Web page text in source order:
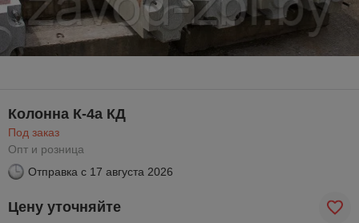
Колонна К-4а КД
Под заказ
Опт и розница
Отправка с 17 августа 2026
Цену уточняйте